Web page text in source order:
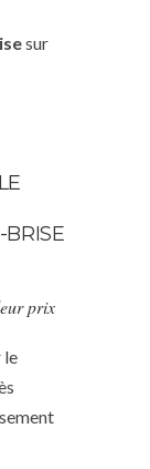
sur
prix
le